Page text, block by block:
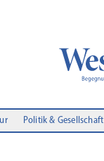
Politik & Gesellschaft